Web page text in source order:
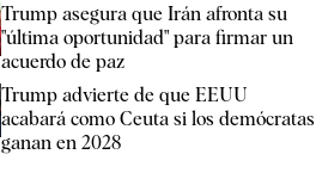
Trump asegura que Irán afronta su
"última oportunidad" para firmar un
acuerdo de paz
Trump advierte de que EEUU
acabará como Ceuta si los demócratas
ganan en 2028